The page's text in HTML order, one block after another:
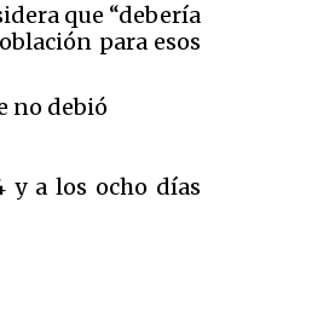
que “debería
para esos
no debió
y a los ocho días